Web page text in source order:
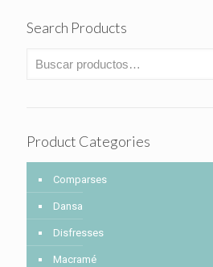
Search Products
Product Categories
Comparses
Dansa
Disfresses
Macramé